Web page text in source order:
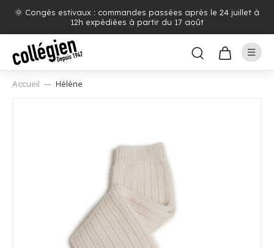
🌞 Congés estivaux : commandes passées après le 24 juillet à
12h expédiées à partir du 17 août
Accueil Hélène